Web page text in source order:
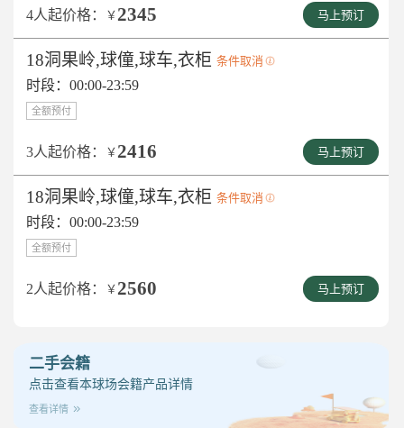
4人起价格： ￥2345 马上预订
18洞果岭,球僮,球车,衣柜 条件取消
时段：00:00-23:59
全额预付
3人起价格： ￥2416 马上预订
18洞果岭,球僮,球车,衣柜 条件取消
时段：00:00-23:59
全额预付
2人起价格： ￥2560 马上预订
二手会籍
点击查看本球场会籍产品详情
查看详情